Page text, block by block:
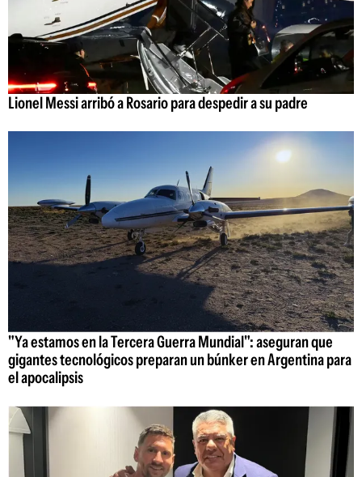
Lionel Messi arribó a Rosario para despedir a su padre
"Ya estamos en la Tercera Guerra Mundial": aseguran que
gigantes tecnológicos preparan un búnker en Argentina para
el apocalipsis